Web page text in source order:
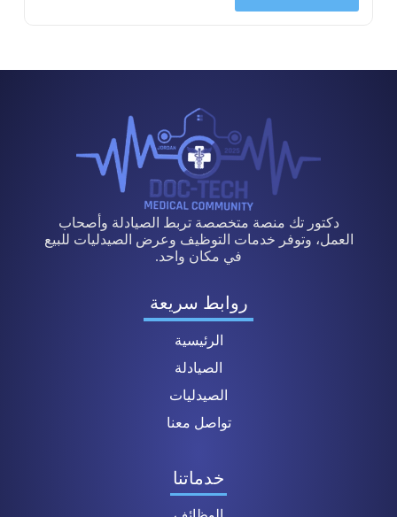
دكتور تك منصة متخصصة تربط الصيادلة وأصحاب
العمل، وتوفر خدمات التوظيف وعرض الصيدليات للبيع
في مكان واحد.
روابط سريعة
الرئيسية
الصيادلة
الصيدليات
تواصل معنا
خدماتنا